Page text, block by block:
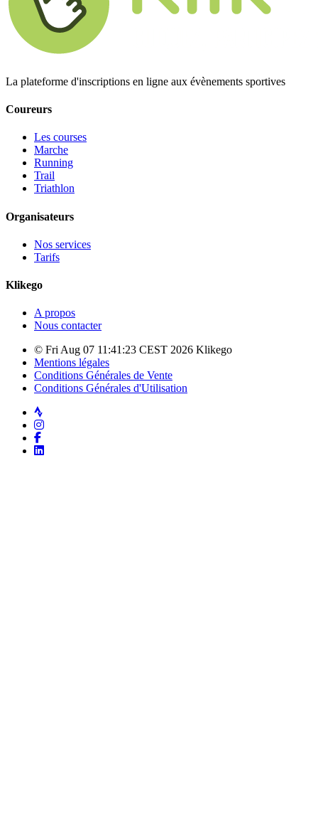
La plateforme d'inscriptions en ligne aux évènements sportives
Coureurs
Les courses
Marche
Running
Trail
Triathlon
Organisateurs
Nos services
Tarifs
Klikego
A propos
Nous contacter
© Fri Aug 07 11:41:23 CEST 2026 Klikego
Mentions légales
Conditions Générales de Vente
Conditions Générales d'Utilisation
Strava
Instagram
Facebook